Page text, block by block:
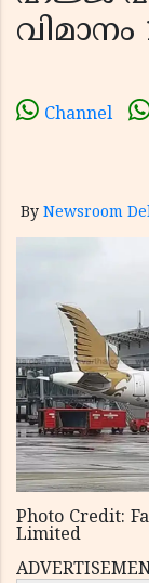
Channel
By Newsroom
Photo Credit:
Limited